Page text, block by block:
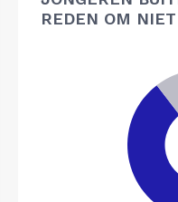
REDEN OM